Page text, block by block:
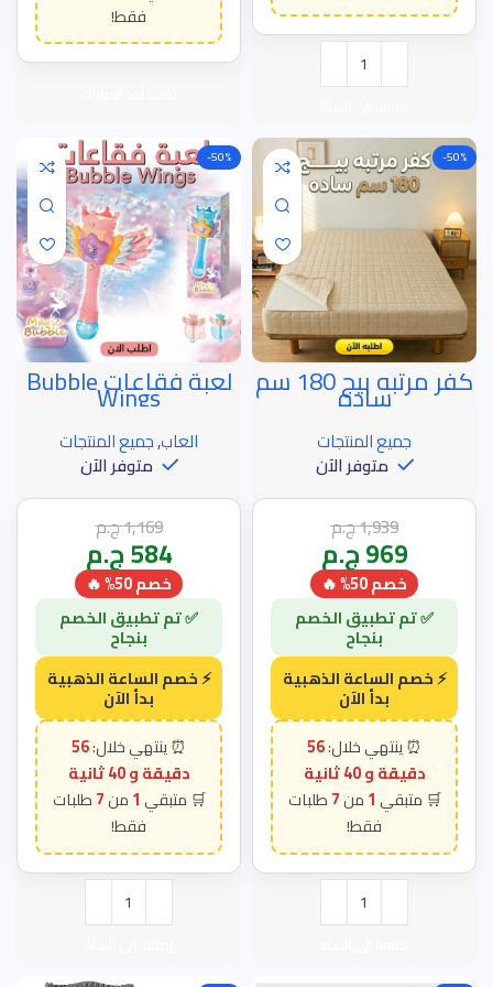
-50%
خصم الساعة الذهبية كفر مرتبه بيج 180 سم ساده
جميع المنتجات
متوفر الآن
1,939ج.م
969ج.م
خصم 50% 🔥
56
دقيقة و 38 ثانية
1
7
-50%
خصم الساعة الذهبية لعبة فقاعات BubbleWings
العاب,جميع المنتجات
متوفر الآن
1,169ج.م
584ج.م
خصم 50% 🔥
56
دقيقة و 38 ثانية
1
7